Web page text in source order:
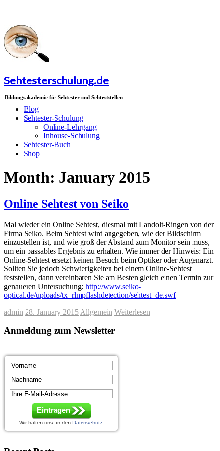
Sehtesterschulung.de
Bildungsakademie für Sehtester und Sehteststellen
Blog
Sehtester-Schulung
Online-Lehrgang
Inhouse-Schulung
Sehtester-Buch
Shop
Month: January 2015
Online Sehtest von Seiko
Mal wieder ein Online Sehtest, diesmal mit Landolt-Ringen von der
Firma Seiko. Beim Sehtest wird angegeben, wie der Bildschirm
einzustellen ist, und wie groß der Abstand zum Monitor sein muss,
um ein passables Ergebnis zu erhalten. Wie immer der Hinweis: Ein
Online-Sehtest ersetzt keinen Besuch beim Optiker oder Augenarzt.
Sollten Sie jedoch Schwierigkeiten bei einem Online-Sehtest
feststellen, dann vereinbaren Sie am Besten gleich einen Termin zur
genaueren Untersuchung: http://www.seiko-
optical.de/uploads/tx_rlmpflashdetection/sehtest_de.swf
admin 28. January 2015 Allgemein Weiterlesen
Anmeldung zum Newsletter